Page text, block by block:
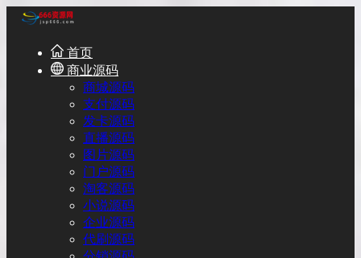
首页
商业源码
商城源码
支付源码
发卡源码
直播源码
图片源码
门户源码
淘客源码
小说源码
企业源码
代刷源码